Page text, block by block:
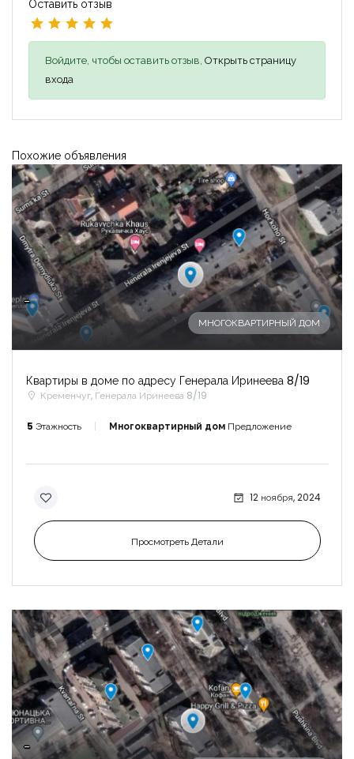
Оставить отзыв
Войдите, чтобы оставить отзыв, Открыть страницу
входа
Похожие объявления
-
МНОГОКВАРТИРНЫЙ ДОМ
Квартиры в доме по адресу Генерала Иринеева 8/19
Кременчуг, Генерала Иринеева 8/19
5 Этажность Многоквартирный дом Предложение
12 ноября, 2024
Просмотреть Детали
-